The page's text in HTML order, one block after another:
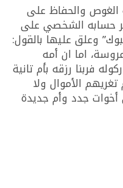
والحفاظ على
عبر حسابه الشخصي على
وعلق عليها بالقول:
اما ان أمه
فربنا رزقه بأم تانية
الأموال ولا
جدد وأم جديدة